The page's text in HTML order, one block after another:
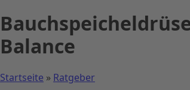
Balance
Startseite » Ratgeber